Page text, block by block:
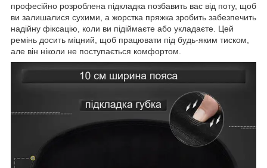
професійно розроблена підкладка позбавить вас від поту, щоб
ви залишалися сухими, а жорстка пряжка зробить забезпечить
надійну фіксацію, коли ви підіймаєте або укладаєте. Цей
ремінь досить міцний, щоб працювати під будь-яким тиском,
але він ніколи не поступається комфортом.